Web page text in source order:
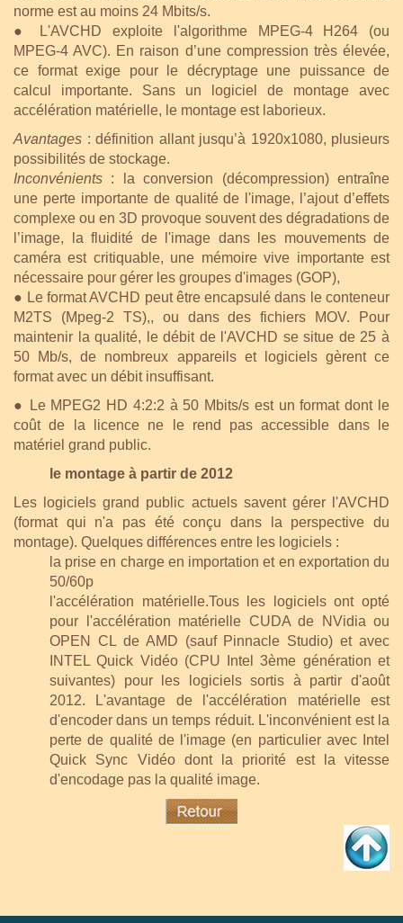
norme est au moins 24 Mbits/s.
● L'AVCHD exploite l'algorithme MPEG-4 H264 (ou
MPEG-4 AVC). En raison d’une compression très élevée,
ce format exige pour le décryptage une puissance de
calcul importante. Sans un logiciel de montage avec
accélération matérielle, le montage est laborieux.
Avantages : définition allant jusqu’à 1920x1080, plusieurs
possibilités de stockage.
Inconvénients : la conversion (décompression) entraîne
une perte importante de qualité de l'image, l’ajout d’effets
complexe ou en 3D provoque souvent des dégradations de
l’image, la fluidité de l'image dans les mouvements de
caméra est critiquable, une mémoire vive importante est
nécessaire pour gérer les groupes d'images (GOP),
● Le format AVCHD peut être encapsulé dans le conteneur
M2TS (Mpeg-2 TS),, ou dans des fichiers MOV. Pour
maintenir la qualité, le débit de l'AVCHD se situe de 25 à
50 Mb/s, de nombreux appareils et logiciels gèrent ce
format avec un débit insuffisant.
● Le MPEG2 HD 4:2:2 à 50 Mbits/s est un format dont le
coût de la licence ne le rend pas accessible dans le
matériel grand public.
le montage à partir de 2012
Les logiciels grand public actuels savent gérer l'AVCHD
(format qui n'a pas été conçu dans la perspective du
montage). Quelques différences entre les logiciels :
la prise en charge en importation et en exportation du
50/60p
l'accélération matérielle.Tous les logiciels ont opté
pour l'accélération matérielle CUDA de NVidia ou
OPEN CL de AMD (sauf Pinnacle Studio) et avec
INTEL Quick Vidéo (CPU Intel 3ème génération et
suivantes) pour les logiciels sortis à partir d'août
2012. L'avantage de l'accélération matérielle est
d'encoder dans un temps réduit. L'inconvénient est la
perte de qualité de l'image (en particulier avec Intel
Quick Sync Vidéo dont la priorité est la vitesse
d'encodage pas la qualité image.